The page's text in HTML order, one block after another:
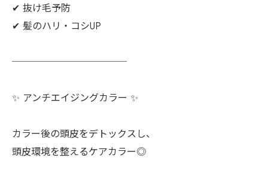
✔︎ 抜け毛予防
✔︎ 髪のハリ・コシUP
────────────
✨ アンチエイジングカラー ✨
カラー後の頭皮をデトックスし、
頭皮環境を整えるケアカラー◎